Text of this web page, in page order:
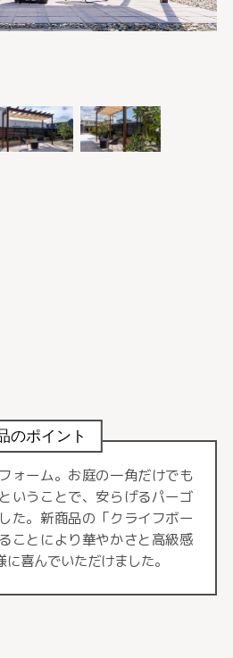
のポイント
ォーム。お庭の一角だけでも
いうことで、安らげるパーゴ
た。新商品の「クライフボー
ことにより華やかさと高級感
喜んでいただけました。